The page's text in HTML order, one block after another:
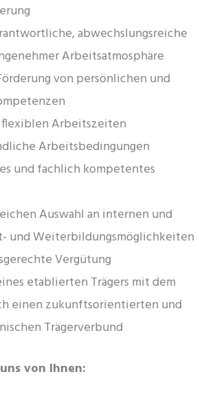
abwechslungsreiche
Arbeitsatmosphäre
von persönlichen und
Arbeitszeiten
Arbeitsbedingungen
und fachlich kompetentes
Auswahl an internen und
und Weiterbildungsmöglichkeiten
Vergütung
etablierten Trägers mit dem
einen zukunftsorientierten und
Trägerverbund
von Ihnen: